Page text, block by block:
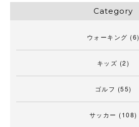
Category
ウォーキング (6)
キッズ (2)
ゴルフ (55)
サッカー (108)